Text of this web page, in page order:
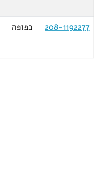
208-1192277
כפופה